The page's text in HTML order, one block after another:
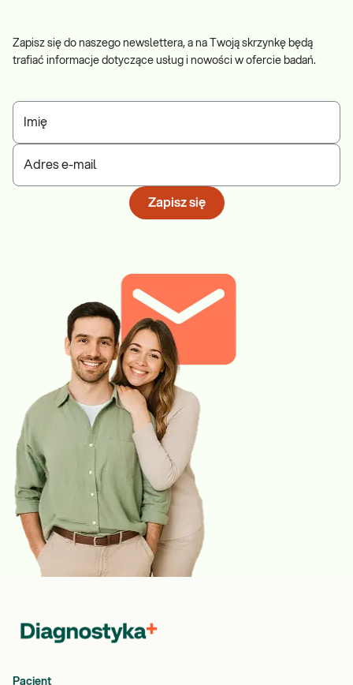
Zapisz się do naszego newslettera, a na Twoją skrzynkę będą
trafiać informacje dotyczące usług i nowości w ofercie badań.
Imię
Adres e-mail
Zapisz się
Pacjent